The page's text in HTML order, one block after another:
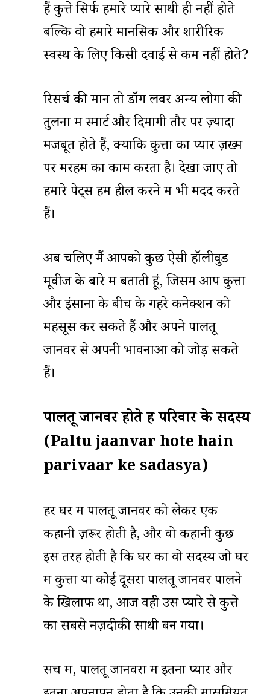
हैं कुत्ते सिर्फ हमारे प्यारे साथी ही नहीं होते
बल्कि वो हमारे मानसिक और शारीरिक
स्वस्थ के लिए किसी दवाई से कम नहीं होते?
रिसर्च की मानें तो डॉग लवर अन्य लोगों की
तुलना में स्मार्ट और दिमागी तौर पर ज़्यादा
मजबूत होते हैं, क्योंकि कुत्तों का प्यार ज़ख्म
पर मरहम का काम करता है। देखा जाए तो
हमारे पेट्स हमें हील करने में भी मदद करते
हैं।
अब चलिए मैं आपको कुछ ऐसी हॉलीवुड
मूवीज के बारे में बताती हूं, जिसमें आप कुत्तों
और इंसानों के बीच के गहरे कनेक्शन को
महसूस कर सकते हैं और अपने पालतू
जानवर से अपनी भावनाओं को जोड़ सकते
हैं।
पालतू जानवर होते हैं परिवार के सदस्य
(Paltu jaanvar hote hain
parivaar ke sadasya)
हर घर में पालतू जानवर को लेकर एक
कहानी ज़रूर होती है, और वो कहानी कुछ
इस तरह होती है कि घर का वो सदस्य जो घर
में कुत्ता या कोई दूसरा पालतू जानवर पालने
के खिलाफ था, आज वही उस प्यारे से कुत्ते
का सबसे नज़दीकी साथी बन गया।
सच में, पालतू जानवरों में इतना प्यार और